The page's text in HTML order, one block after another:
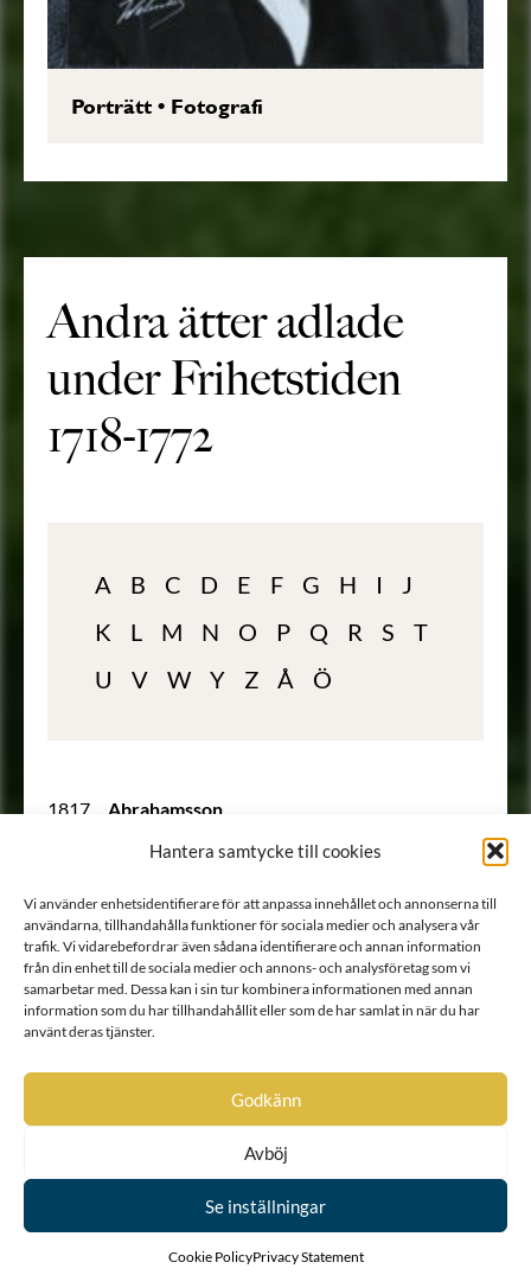
Hantera samtycke till cookies
Vi använder enhetsidentifierare för att anpassa innehållet och annonserna till
användarna, tillhandahålla funktioner för sociala medier och analysera vår
trafik. Vi vidarebefordrar även sådana identifierare och annan information
från din enhet till de sociala medier och annons- och analysföretag som vi
samarbetar med. Dessa kan i sin tur kombinera informationen med annan
information som du har tillhandahållit eller som de har samlat in när du har
använt deras tjänster.
Godkänn
Avböj
Se inställningar
Cookie PolicyPrivacy Statement
Porträtt• Fotografi
Andra ätter adlade
under Frihetstiden
1718-1772
A B C D E F G H I
J
K
L M N O P Q R S
T
U
V W Y Z Å Ö
1817
Abrahamsson
Adelheim
1707
Adelswärd
249
Adelswärd
1635
Adlerbaum
1732 B
Adlerbeth
1675
Adlerbielke
2034
Adlerbrandt
178
Adlerfelt
1632
Adlerheim
1988
Adlersparre
Adlerståle
2000
Adlerwald
von Albedyl